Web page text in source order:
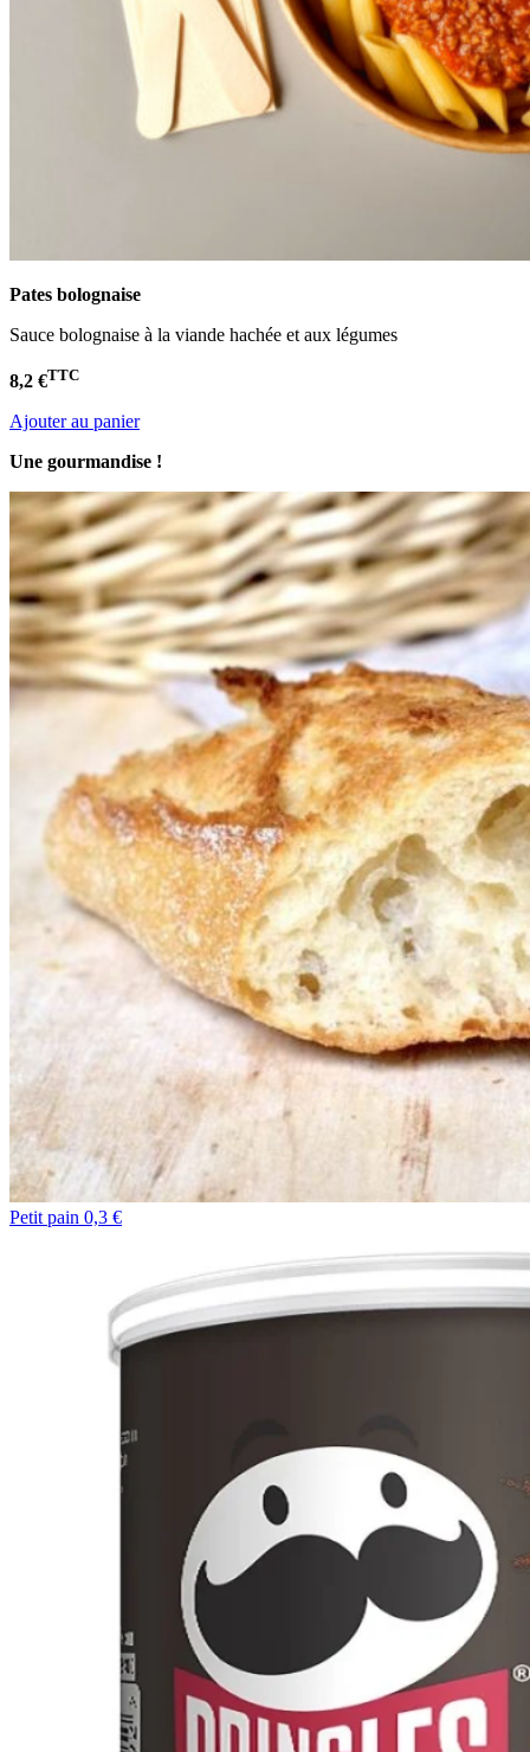
Pates bolognaise
Sauce bolognaise à la viande hachée et aux légumes
8,2 €TTC
Ajouter au panier
Une gourmandise !
Petit pain 0,3 €